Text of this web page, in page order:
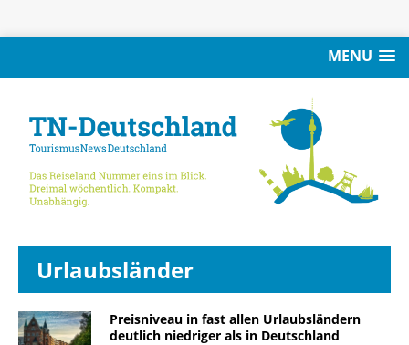
MENU
Urlaubsländer
Preisniveau in fast allen Urlaubsländern
deutlich niedriger als in Deutschland